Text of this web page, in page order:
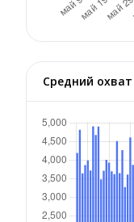
Средний охват